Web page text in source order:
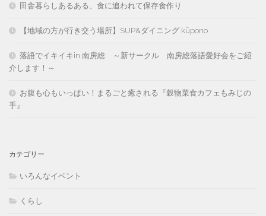
田舎暮らしあるある、食に追われて保存食作り
【地域の方が行き交う場所】SUP&ダイニング kūpono
落語でイキイキin 南房総 ～新サークル 南房総落語愛好会をご紹
介します！～
お腹も心もいっぱい！まるごと癒される『穀物菜食カフェもみじの
手』
カテゴリー
いろんなイベント
くらし